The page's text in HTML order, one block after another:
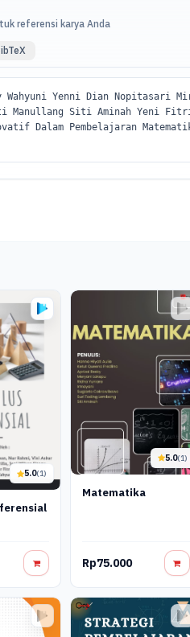
referensi karya Anda
Yenni Dian Nopitasari
Manullang Siti Aminah Yeni
Dalam Pembelajaran
5.0(1)
5.0(1)
Matematika
Rp75.000